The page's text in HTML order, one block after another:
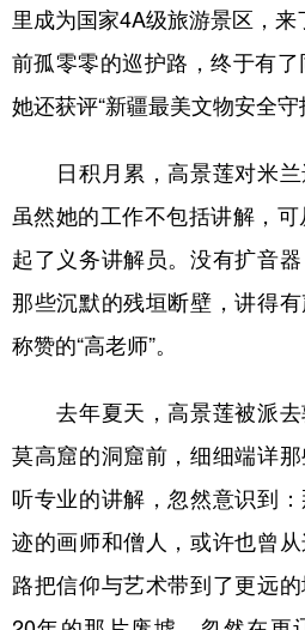
里成为国家4A级旅游景区，
前孤零零的巡护路，终于有了
她还获评“新疆最美文物安全守
日积月累，高景莲对米兰
虽然她的工作不包括讲解，
起了义务讲解员。没有扩音
那些沉默的残垣断壁，讲得
称赞的“高老师”。
去年夏天，高景莲被派去
莫高窟的洞窟前，细细端详
听专业的讲解，忽然意识到
迹的画师和僧人，或许也曾
路把信仰与艺术带到了更远